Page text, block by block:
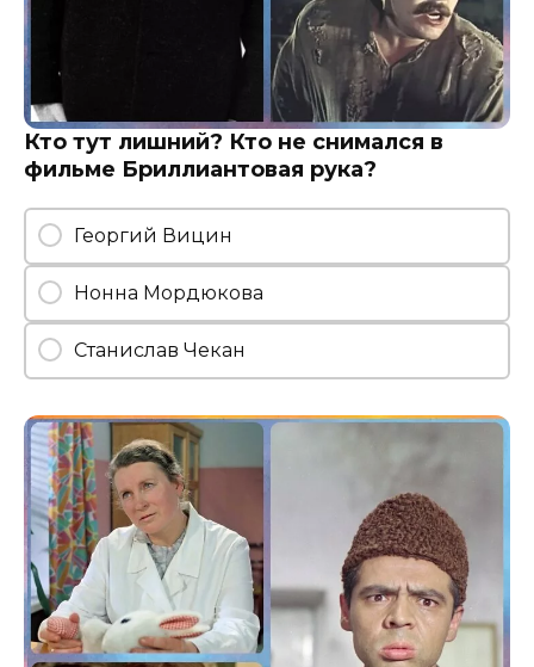
Кто тут лишний? Кто не снимался в
фильме Бриллиантовая рука?
Георгий Вицин
Нонна Мордюкова
Станислав Чекан